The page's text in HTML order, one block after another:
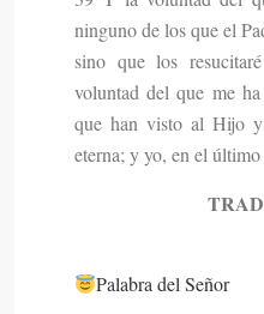
ninguno de los que el
sino que los
voluntad del que me
que han visto al Hijo
eterna; y yo, en el
Palabra del Señor